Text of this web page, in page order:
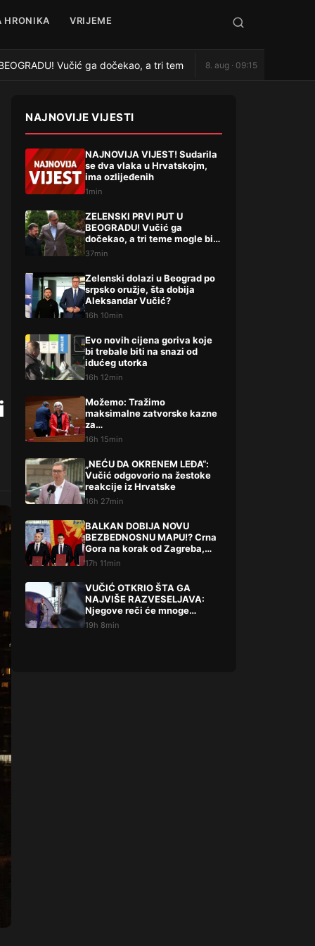
HRONIKA VRIJEME
Vučić ga dočekao, a tri teme mogle bi da promene
8. aug · 09:15
NAJNOVIJE VIJESTI
NAJNOVIJA VIJEST! Sudarila
se dva vlaka u Hrvatskojm,
ima ozlijeđenih
1min
ZELENSKI PRVI PUT U
BEOGRADU! Vučić ga
dočekao, a tri teme mogle bi
da promene mnogo toga
37min
Zelenski dolazi u Beograd po
srpsko oružje, šta dobija
Aleksandar Vučić?
16h 10min
Evo novih cijena goriva koje
bi trebale biti na snazi od
idućeg utorka
16h 12min
Možemo: Tražimo
maksimalne zatvorske kazne
za…
16h 15min
„NEĆU DA OKRENEM LEĐA“:
Vučić odgovorio na žestoke
reakcije iz Hrvatske
16h 27min
BALKAN DOBIJA NOVU
BEZBEDNOSNU MAPU!? Crna
Gora na korak od Zagreba,
Tirane i Prištine – detalji koji
17h 11min
VUČIĆ OTKRIO ŠTA GA
NAJVIŠE RAZVESELJAVA:
Njegove reči će mnoge
iznenaditi!
19h 8min